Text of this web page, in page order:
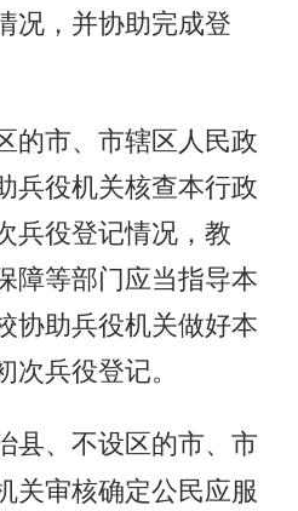
况，并协助完成登
的市、市辖区人民政
兵役机关核查本行政
兵役登记情况，教
障等部门应当指导本
协助兵役机关做好本
兵役登记。
县、不设区的市、市
关审核确定公民应服